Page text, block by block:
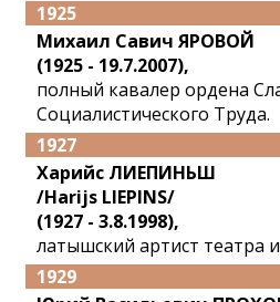
1925
Михаил Савич ЯРОВОЙ
(1925 - 19.7.2007),
полный кавалер ордена
Социалистического Труда.
1927
Харийс ЛИЕПИНЬШ
/Harijs LIEPINS/
(1927 - 3.8.1998),
латышский артист театра
1929